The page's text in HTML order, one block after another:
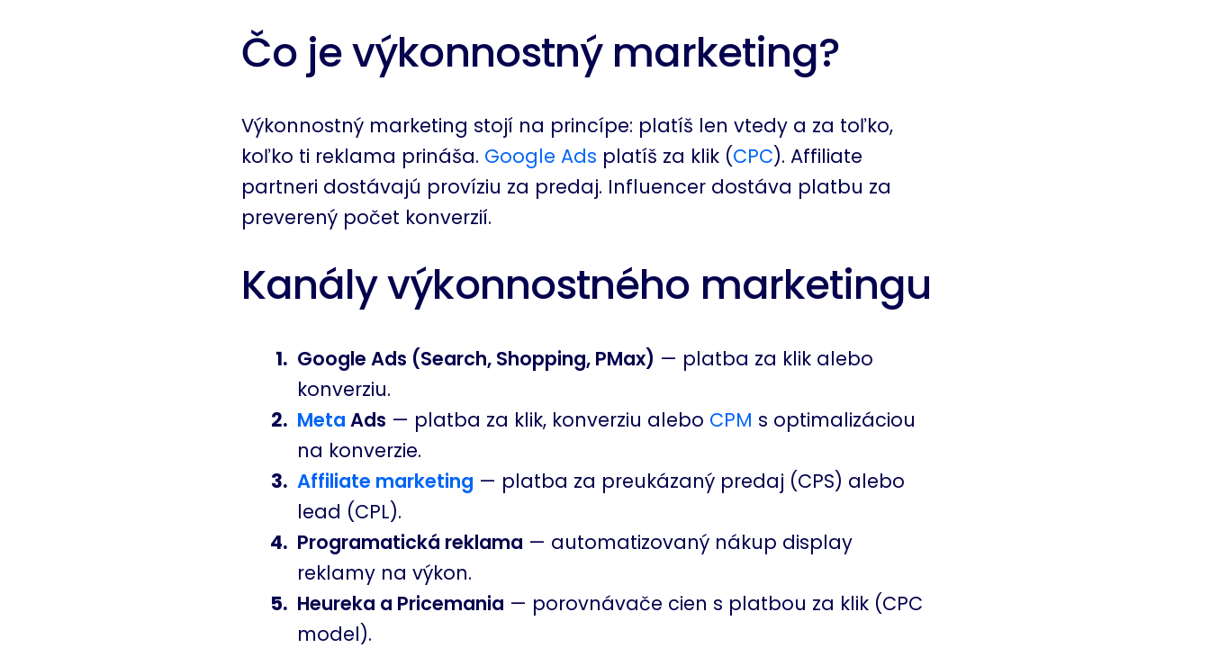
Čo je výkonnostný marketing?
Výkonnostný marketing stojí na princípe: platíš len vtedy a za toľko,
koľko ti reklama prináša. Google Ads platíš za klik (CPC). Affiliate
partneri dostávajú províziu za predaj. Influencer dostáva platbu za
preverený počet konverzií.
Kanály výkonnostného marketingu
Google Ads (Search, Shopping, PMax) — platba za klik alebo
konverziu.
Meta Ads — platba za klik, konverziu alebo CPM s optimalizáciou
na konverzie.
Affiliate marketing — platba za preukázaný predaj (CPS) alebo
lead (CPL).
Programatická reklama — automatizovaný nákup display
reklamy na výkon.
Heureka a Pricemania — porovnávače cien s platbou za klik (CPC
model).